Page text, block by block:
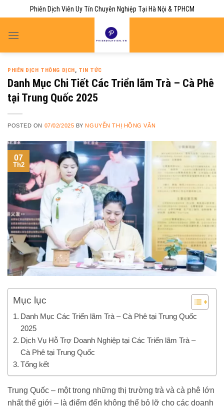
to
content
Phiên Dịch Viên Uy Tín Chuyên Nghiệp Tại Hà Nội & TPHCM
PHIÊN DỊCH THÔNG DỊCH, TIN TỨC
Danh Mục Chi Tiết Các Triển lãm Trà – Cà Phê
tại Trung Quốc 2025
POSTED ON 07/02/2025 BYNGUYỄN THỊ HỒNG VÂN
07
Th2
Mục lục
Danh Mục Các Triển lãm Trà – Cà Phê tại Trung Quốc
2025
Dịch Vụ Hỗ Trợ Doanh Nghiệp tại Các Triển lãm Trà –
Cà Phê tại Trung Quốc
Tổng kết
Trung Quốc – một trong những thị trường trà và cà phê lớn
nhất thế giới – là điểm đến không thể bỏ lỡ cho các doanh